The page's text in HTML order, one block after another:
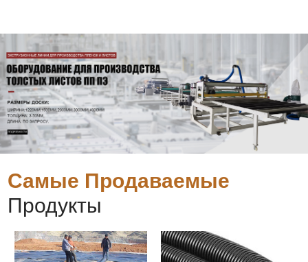
Самые Продаваемые
Продукты